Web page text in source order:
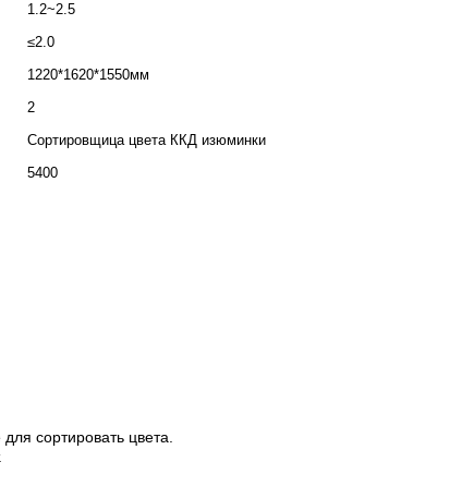
1.2~2.5
≤2.0
1220*1620*1550мм
2
Сортировщица цвета ККД изюминки
5400
сортировать цвета.